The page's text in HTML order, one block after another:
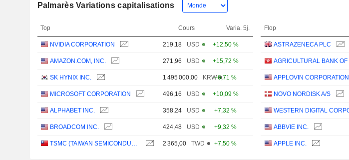
Palmarès Variations capitalisations
Top Cours Varia. 5j.
NVIDIA CORPORATION 219,18 USD +12,50 %
AMAZON.COM, INC. 271,96 USD +15,72 %
SK HYNIX INC. 1 495 000,00 KRW+6,71 %
MICROSOFT CORPORATION 496,16 USD +10,09 %
ALPHABET INC. 358,24 USD +7,32 %
BROADCOM INC. 424,48 USD +9,32 %
2 365,00 TWD +7,50 %
Flop
ASTRAZENECA PLC
APPLOVIN CORPORATION
NOVO NORDISK A/S
ABBVIE INC.
APPLE INC.